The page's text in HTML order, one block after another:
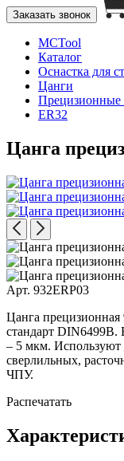
Заказать звонок
MCTool
Каталог
Оснастка для
Цанги
Прецизионные
ER32
Цанга
Арт. 932ERP03
Цанга прецизионная
стандарт DIN6499В.
– 5 мкм. Используют
сверлильных,
ЧПУ.
Распечатать